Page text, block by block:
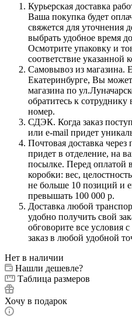
Курьерская доставка
Ваша покупка будет
свяжется для уточнения
выбрать удобное время
Осмотрите упаковку и
соответствие указанной
Самовывоз из магазина.
Екатеринбурге, Вы
магазина по
обратитесь к сотруднику
номер.
СДЭК. Когда заказ
или e-mail придет
Почтовая доставка через
придет в отделение, на
посылке. Перед оплатой
коробки: вес,
не больше 10 позиций и
превышать 100 000 р.
Доставка любой
удобно получить свой
обговорите все условия
заказ в любой удобной
Нет в наличии
Нашли дешевле?
Таблица размеров
Хочу в подарок